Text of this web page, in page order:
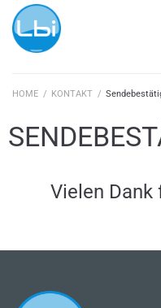
HOME / KONTAKT /
Vielen Dank